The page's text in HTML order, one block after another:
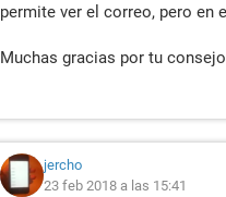
permite ver el correo, pero en
Muchas gracias por tu
jercho
23 feb 2018 a las 15:41